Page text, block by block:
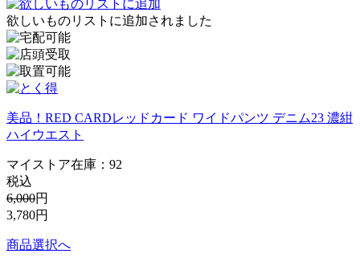
欲しいものリストに追加されました
美品！RED CARDレッドカード ワイドパンツ デニム23 濃紺
ハイウエスト
マイストア在庫： 92
税込
6,000円
3,780円
商品選択へ